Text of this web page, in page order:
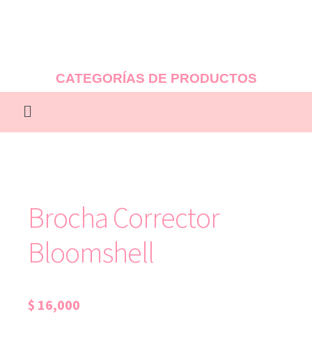
CATEGORÍAS DE PRODUCTOS
Brocha Corrector
Bloomshell
$ 16,000